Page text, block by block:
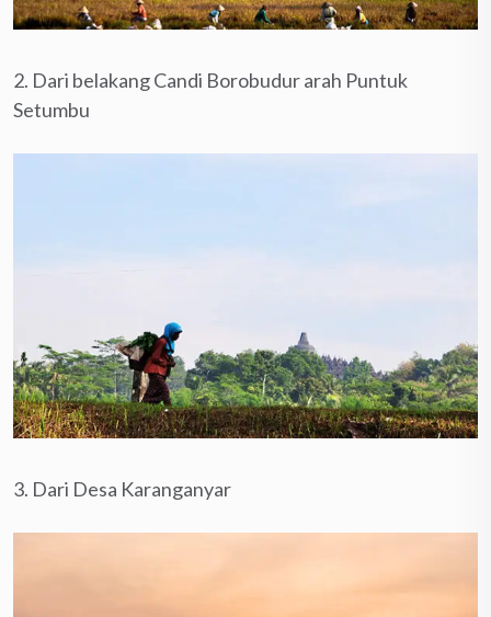
2. Dari belakang Candi Borobudur arah Puntuk
Setumbu
3. Dari Desa Karanganyar